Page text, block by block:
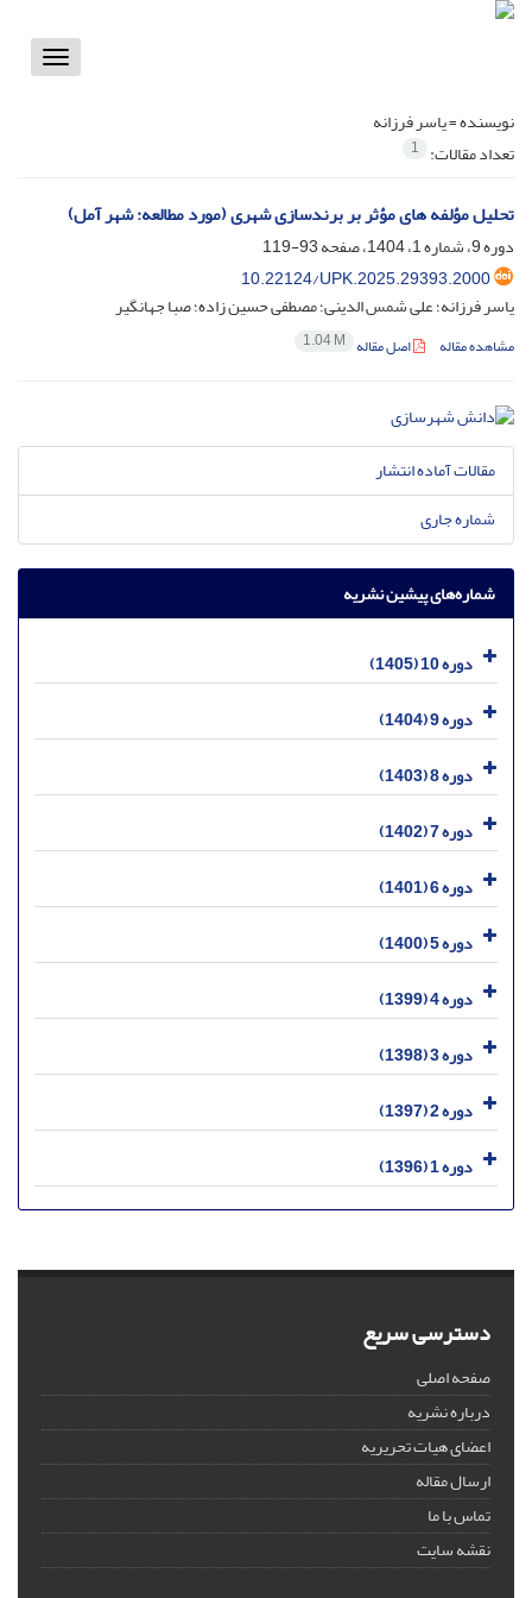
Toggle
نویسنده =یاسر فرزانه
تعداد مقالات: 1
تحلیل مؤلفه های مؤثر بر برندسازی شهری (مورد مطالعه: شهر آمل)
دوره 9، شماره 1، 1404، صفحه
93-119
10.22124/UPK.2025.29393.2000
یاسر فرزانه؛ علی شمس الدینی؛ مصطفی حسین زاده؛ صبا جهانگیر
مشاهده مقاله اصل مقاله 1.04 M
مقالات آماده انتشار
شماره جاری
شماره‌های پیشین نشریه
دوره 10 (1405)
دوره 9 (1404)
دوره 8 (1403)
دوره 7 (1402)
دوره 6 (1401)
دوره 5 (1400)
دوره 4 (1399)
دوره 3 (1398)
دوره 2 (1397)
دوره 1 (1396)
دسترسی سریع
صفحه اصلی
درباره نشریه
اعضای هیات تحریریه
ارسال مقاله
تماس با ما
نقشه سایت